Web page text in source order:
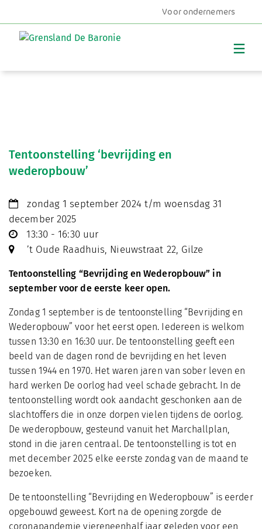
Voor ondernemers
Tentoonstelling ‘bevrijding en
wederopbouw’
zondag 1 september 2024 t/m woensdag 31
december 2025
13:30 - 16:30 uur
’t Oude Raadhuis, Nieuwstraat 22, Gilze
Tentoonstelling “Bevrijding en Wederopbouw” in
september voor de eerste keer open.
Zondag 1 september is de tentoonstelling “Bevrijding en
Wederopbouw” voor het eerst open. Iedereen is welkom
tussen 13:30 en 16:30 uur. De tentoonstelling geeft een
beeld van de dagen rond de bevrijding en het leven
tussen 1944 en 1970. Het waren jaren van sober leven en
hard werken De oorlog had veel schade gebracht. In de
tentoonstelling wordt ook aandacht geschonken aan de
slachtoffers die in onze dorpen vielen tijdens de oorlog.
De wederopbouw, gesteund vanuit het Marchallplan,
stond in die jaren centraal. De tentoonstelling is tot en
met december 2025 elke eerste zondag van de maand te
bezoeken.
De tentoonstelling “Bevrijding en Wederopbouw” is eerder
opgebouwd geweest. Kort na de opening zorgde de
coronapandemie viereneenhalf jaar geleden voor een